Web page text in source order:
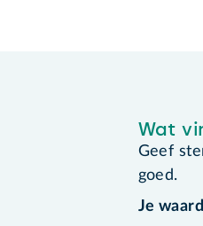
Wat
Geef
goed.
Je